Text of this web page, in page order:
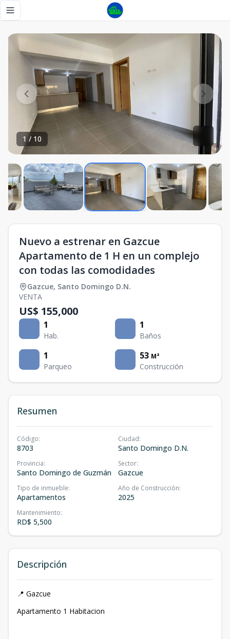
Toggle navigation menu
1 / 10
Nuevo a estrenar en Gazcue
Apartamento de 1 H en un complejo
con todas las comodidades
Gazcue, Santo Domingo D.N.
VENTA
US$ 155,000
1
Hab.
1
Baños
1
Parqueo
53 M²
Construcción
Resumen
Código:
8703
Ciudad:
Santo Domingo D.N.
Provincia:
Santo Domingo de Guzmán
Sector:
Gazcue
Tipo de inmueble:
Apartamentos
Año de Construcción:
2025
Mantenimiento:
RD$ 5,500
Descripción
📍 Gazcue
Apartamento 1 Habitacion
Nuevo a estrenar en Gazcue Apartamento de 1 H en un